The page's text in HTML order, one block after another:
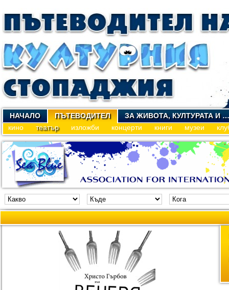
НАЧАЛО ПЪТЕВОДИТЕЛ
ЗА ЖИВОТА, КУЛТУРАТА И …
кино
театър изложби концерти книги музеи